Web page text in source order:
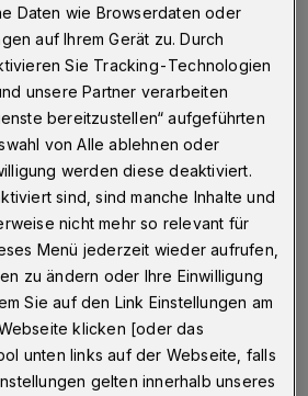
Rückkehr aus Corona-
Eine Minute Lesezeit
zum Risikogebiet
konnten wir schon per
Daten wie Browserdaten oder
auf Ihrem Gerät zu. Durch
Sie Tracking-Technologien
unsere Partner verarbeiten
bereitzustellen“ aufgeführten
von Alle ablehnen oder
werden diese deaktiviert.
sind, sind manche Inhalte und
nicht mehr so relevant für
Menü jederzeit wieder aufrufen,
zu ändern oder Ihre Einwilligung
Sie auf den Link Einstellungen am
klicken [oder das
unten links auf der Webseite, falls
gelten innerhalb unseres